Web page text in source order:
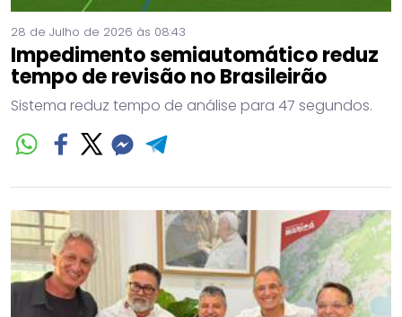
28 de Julho de 2026 às 08:43
Impedimento semiautomático reduz
tempo de revisão no Brasileirão
Sistema reduz tempo de análise para 47 segundos.